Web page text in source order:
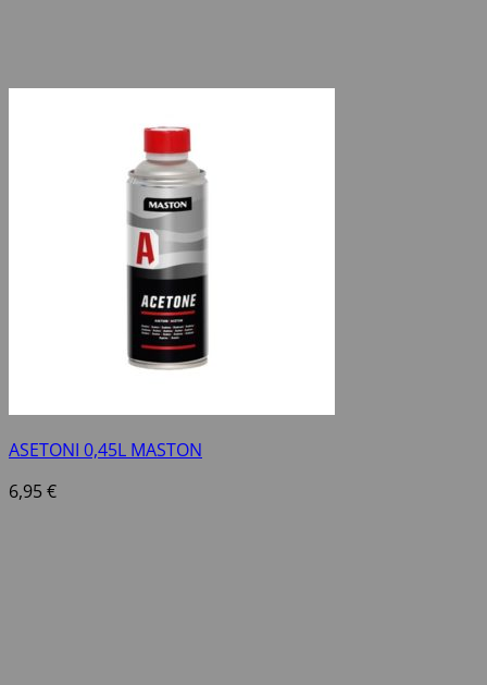
ASETONI 0,45L MASTON
6,95€